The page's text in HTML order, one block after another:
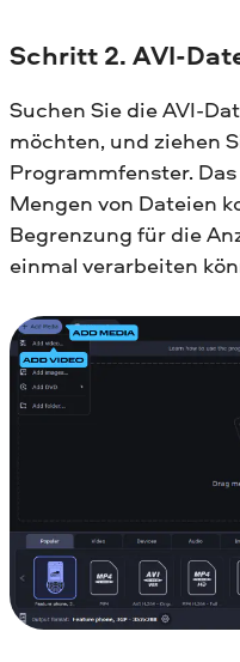
Schritt 2. AVI-
Suchen Sie die AVI-
möchten, und ziehen
Programmfenster.
Mengen von Dateien
Begrenzung für die
einmal verarbeiten